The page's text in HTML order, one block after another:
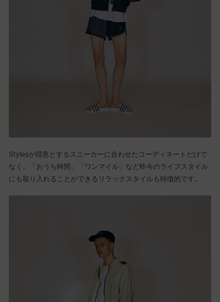
Stylesが得意とするスニーカーに合わせたコーディネートだけで
なく、「おうち時間」「ワンマイル」など昨今のライフスタイル
にも取り入れることができるリラックスタイルも特徴的です。